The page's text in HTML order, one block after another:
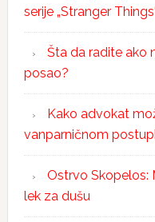
serije „Stranger
Šta da radite ako
posao?
Kako advokat
vanparničnom
Ostrvo Skopelos:
lek za dušu